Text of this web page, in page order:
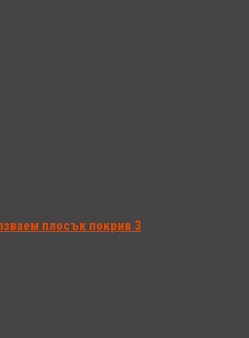
плосък покрив 3